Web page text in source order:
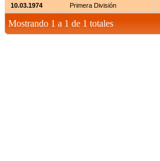
10.03.1974 Primera División
Mostrando 1 a 1 de 1 totales